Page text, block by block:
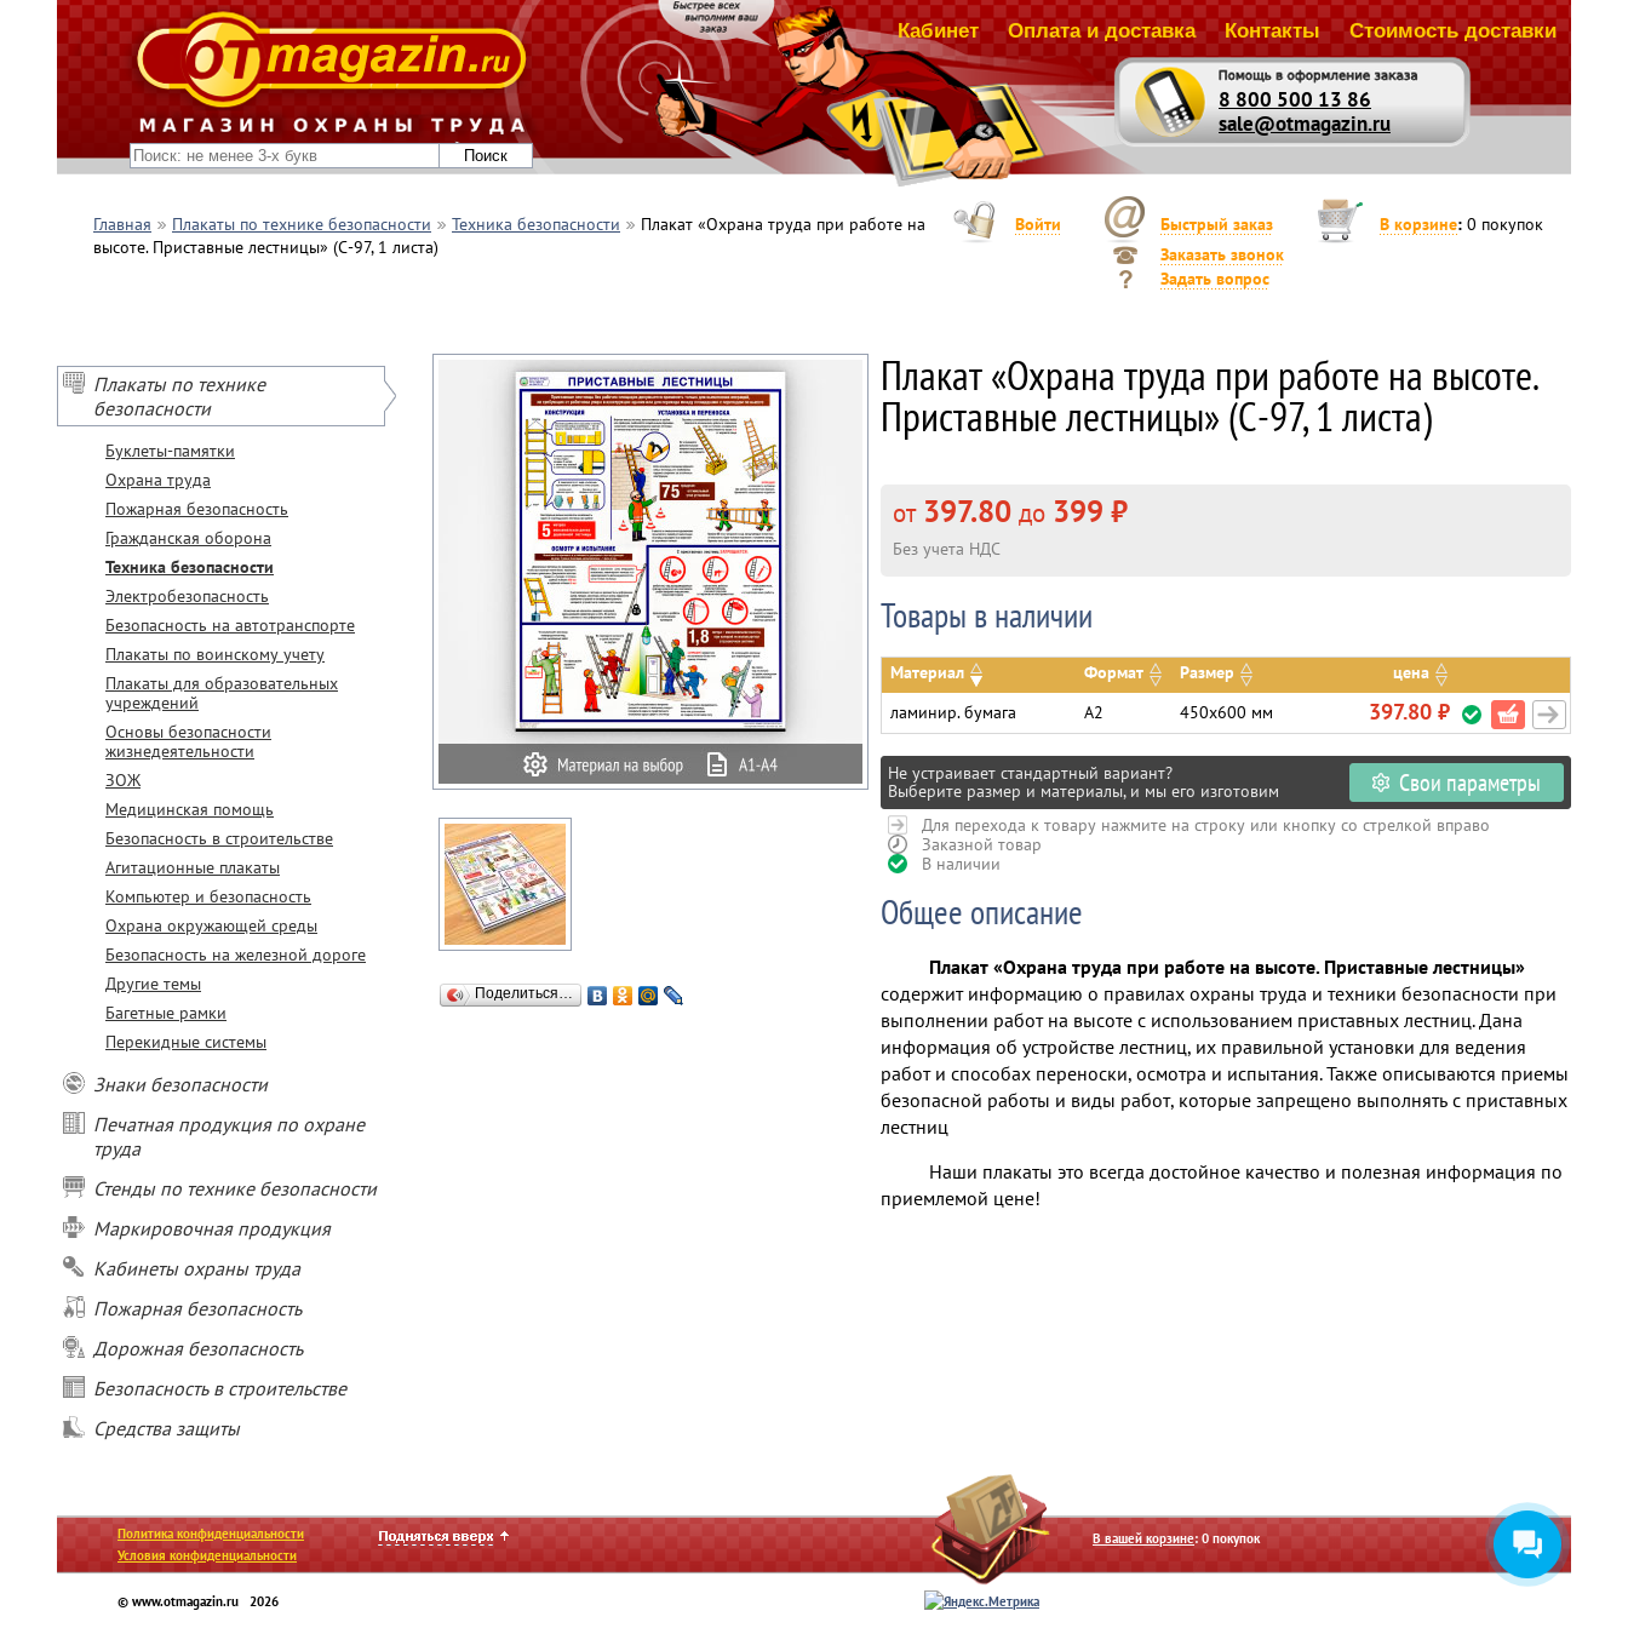
8 800 500 13 86
sale@otmagazin.ru
Кабинет Оплата и доставка Контакты Стоимость доставки
Главная Плакаты по технике безопасности Техника безопасности
Плакат «Охрана труда при работе на
высоте. Приставные лестницы» (С-97, 1 листа)
Войти Быстрый заказ В корзине: 0 покупок
Заказать звонок
Задать вопрос
Плакаты по технике
безопасности
Буклеты-памятки
Охрана труда
Пожарная безопасность
Гражданская оборона
Техника безопасности
Электробезопасность
Безопасность на автотранспорте
Плакаты по воинскому учету
Плакаты для образовательных
учреждений
Основы безопасности
жизнедеятельности
ЗОЖ
Медицинская помощь
Безопасность в строительстве
Агитационные плакаты
Компьютер и безопасность
Охрана окружающей среды
Безопасность на железной дороге
Другие темы
Багетные рамки
Перекидные системы
Знаки безопасности
Печатная продукция по охране
труда
Стенды по технике безопасности
Маркировочная продукция
Кабинеты охраны труда
Пожарная безопасность
Дорожная безопасность
Безопасность в строительстве
Средства защиты
Поделиться…
Плакат «Охрана труда при работе на высоте.
Приставные лестницы» (С-97, 1 листа)
от397.80 до 399 ₽
Без учета НДС
Товары в наличии
Материал Формат Размер
цена
ламинир. бумага
А2 450х600 мм 397.80 ₽
Не устраивает стандартный вариант?
Выберите размер и материалы, и мы его изготовим
Свои параметры
Для перехода к товару нажмите на строку или кнопку со стрелкой вправо
Заказной товар
В наличии
Общее описание
Плакат «Охрана труда при работе на высоте. Приставные лестницы»
содержит информацию о правилах охраны труда и техники безопасности при
выполнении работ на высоте с использованием приставных лестниц. Дана
информация об устройстве лестниц, их правильной установки для ведения
работ и способах переноски, осмотра и испытания. Также описываются приемы
безопасной работы и виды работ, которые запрещено выполнять с приставных
лестниц
Наши плакаты это всегда достойное качество и полезная информация по
приемлемой цене!
Политика конфиденциальности
Условия конфиденциальности
В вашей корзине: 0 покупок
© www.otmagazin.ru 2026